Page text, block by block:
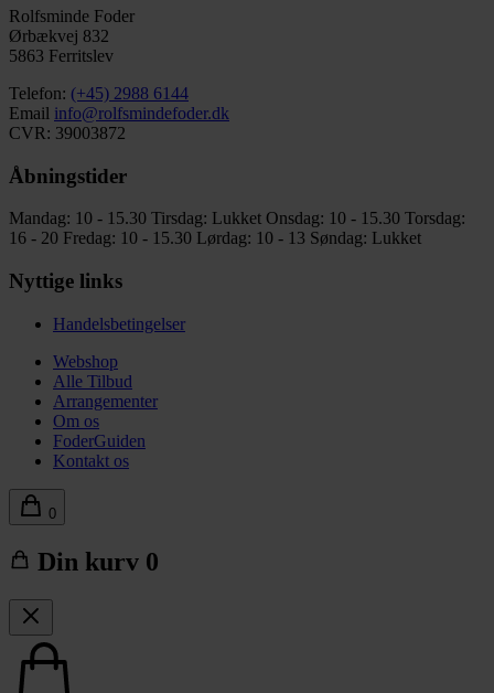
Rolfsminde Foder
Ørbækvej 832
5863 Ferritslev
Telefon: (+45) 2988 6144
Email info@rolfsmindefoder.dk
CVR: 39003872
Åbningstider
Mandag: 10 - 15.30 Tirsdag: Lukket Onsdag: 10 - 15.30 Torsdag:
16 - 20 Fredag: 10 - 15.30 Lørdag: 10 - 13 Søndag: Lukket
Nyttige links
Handelsbetingelser
Webshop
Alle Tilbud
Arrangementer
Om os
FoderGuiden
Kontakt os
0
Din kurv 0